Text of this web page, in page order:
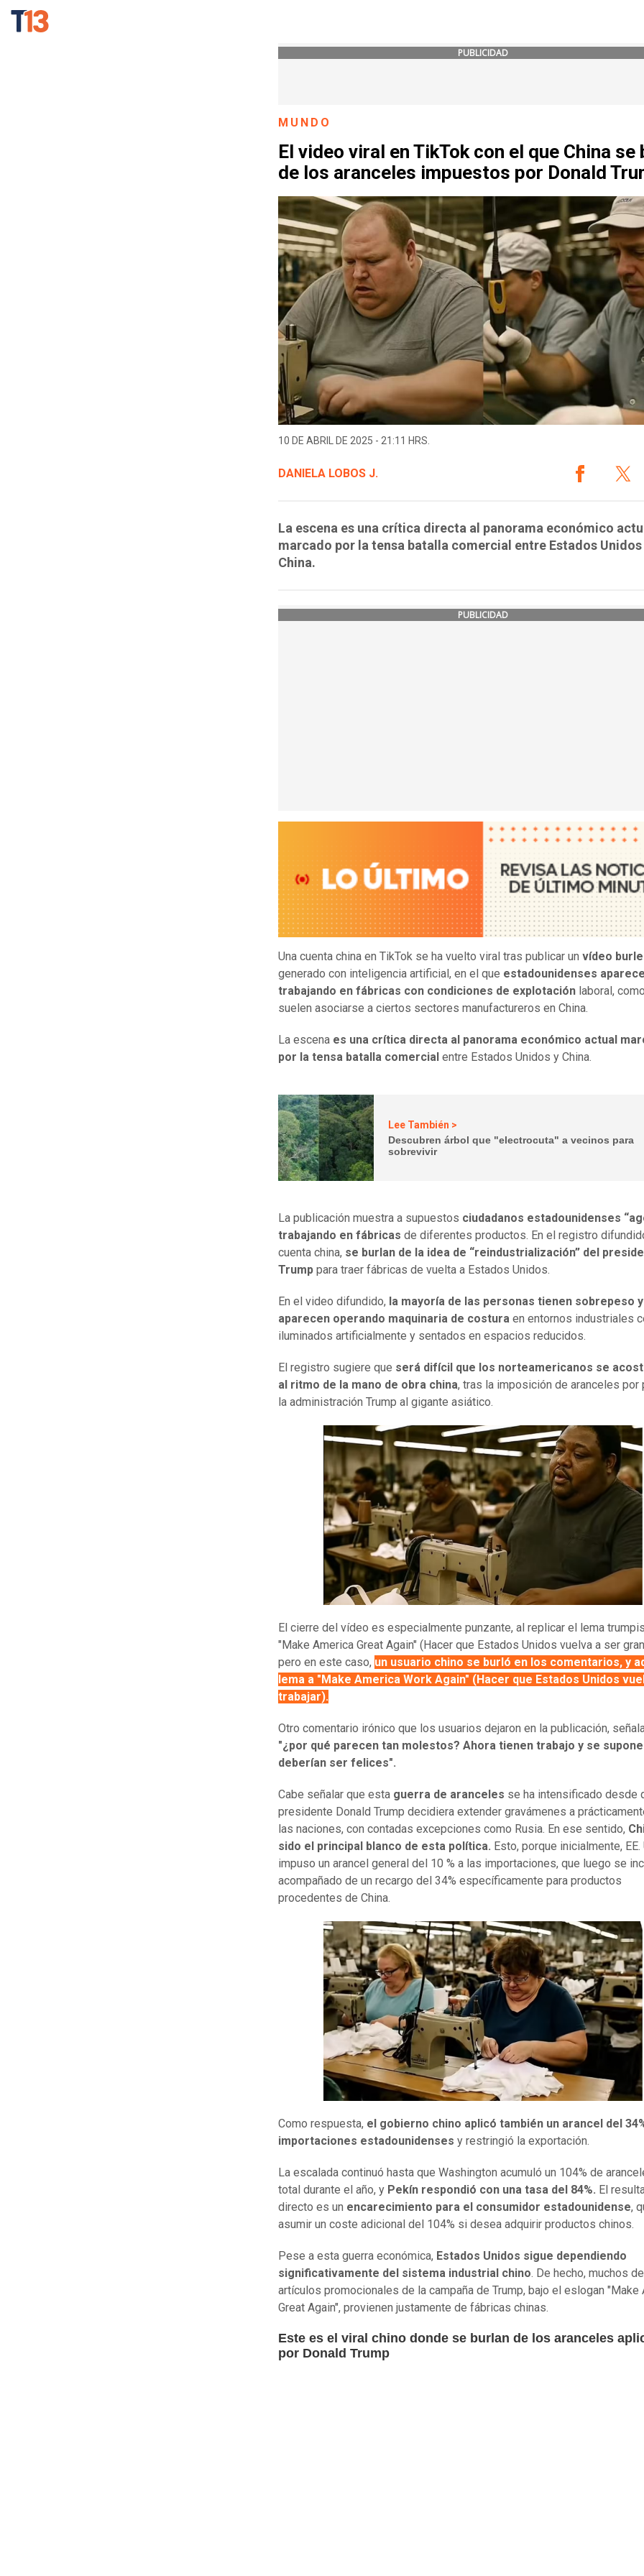
PUBLICIDAD
MUNDO
El video viral en TikTok con el que China se
de los aranceles impuestos por Donald
10 DE ABRIL DE 2025 - 21:11 HRS.
DANIELA LOBOS J.
La escena es una crítica directa al panorama económico
marcado por la tensa batalla comercial entre Estados Unidos
China.
PUBLICIDAD
Una cuenta china en TikTok se ha vuelto viral tras publicar un vídeo
generado con inteligencia artificial, en el que estadounidenses
trabajando en fábricas con condiciones de explotación laboral,
suelen asociarse a ciertos sectores manufactureros en China.
La escena es una crítica directa al panorama económico actual
por la tensa batalla comercial entre Estados Unidos y China.
Lee También >
Descubren árbol que "electrocuta" a vecinos para
sobrevivir
La publicación muestra a supuestos ciudadanos estadounidenses
trabajando en fábricas de diferentes productos. En el registro
cuenta china, se burlan de la idea de “reindustrialización” del
Trump para traer fábricas de vuelta a Estados Unidos.
En el video difundido, la mayoría de las personas tienen sobrepeso y
aparecen operando maquinaria de costura en entornos industriales
iluminados artificialmente y sentados en espacios reducidos.
El registro sugiere que será difícil que los norteamericanos se
al ritmo de la mano de obra china, tras la imposición de aranceles por
la administración Trump al gigante asiático.
El cierre del vídeo es especialmente punzante, al replicar el lema
"Make America Great Again" (Hacer que Estados Unidos vuelva a ser
pero en este caso, un usuario chino se burló en los comentarios, y
lema a "Make America Work Again" (Hacer que Estados Unidos
trabajar).
Otro comentario irónico que los usuarios dejaron en la publicación,
"¿por qué parecen tan molestos? Ahora tienen trabajo y se
deberían ser felices".
Cabe señalar que esta guerra de aranceles se ha intensificado desde
presidente Donald Trump decidiera extender gravámenes a
las naciones, con contadas excepciones como Rusia. En ese sentido,
sido el principal blanco de esta política. Esto, porque inicialmente, EE.
impuso un arancel general del 10 % a las importaciones, que luego se
acompañado de un recargo del 34% específicamente para productos
procedentes de China.
Como respuesta, el gobierno chino aplicó también un arancel del
importaciones estadounidenses y restringió la exportación.
La escalada continuó hasta que Washington acumuló un 104% de
total durante el año, y Pekín respondió con una tasa del 84%. El
directo es un encarecimiento para el consumidor estadounidense,
asumir un coste adicional del 104% si desea adquirir productos chinos.
Pese a esta guerra económica, Estados Unidos sigue dependiendo
significativamente del sistema industrial chino. De hecho, muchos
artículos promocionales de la campaña de Trump, bajo el eslogan "Make
Great Again", provienen justamente de fábricas chinas.
Este es el viral chino donde se burlan de los aranceles
por Donald Trump